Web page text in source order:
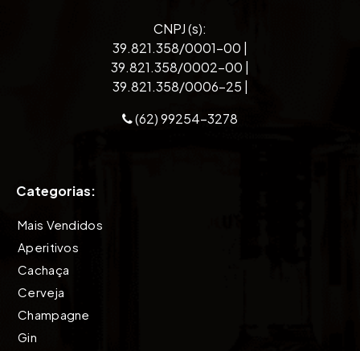
CNPJ (s):
39.821.358/0001-00 |
39.821.358/0002-00 |
39.821.358/0006-25 |
(62) 99254-3278
Categorias:
Mais Vendidos
Aperitivos
Cachaça
Cerveja
Champagne
Gin